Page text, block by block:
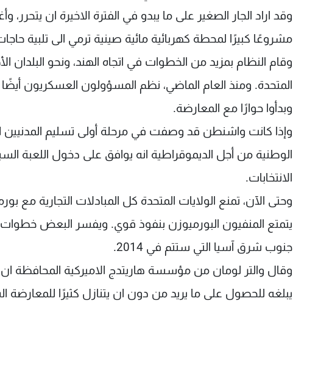
وقد اراد الجار الصغير على ما يبدو في الفترة الاخيرة ان
مشروعًا كبيرًا لمحطة كهربائية مائية صينية ترمي الى تلبية
وقام النظام بمزيد من الخطوات في اتجاه الهند، ونحو البلدان
المتحدة. ومنذ العام الماضي، نظم المسؤولون العسكريون
وبدأوا حوارًا مع المعارضة.
وإذا كانت واشنطن قد وصفت في مرحلة أولى تسليم
الانتخابات.
وحتى الآن، تمنع الولايات المتحدة كل المبادلات التجارية مع
يتمتع المنفيون البورميوزن بنفوذ قوي. ويفسر البعض
جنوب شرق آسيا التي ستتم في 2014.
وقال والتر لومان من مؤسسة هاريتدج الاميركية المحافظة
يبلغه للحصول على ما يريد من دون ان يتنازل كثيرًا للمعارضة